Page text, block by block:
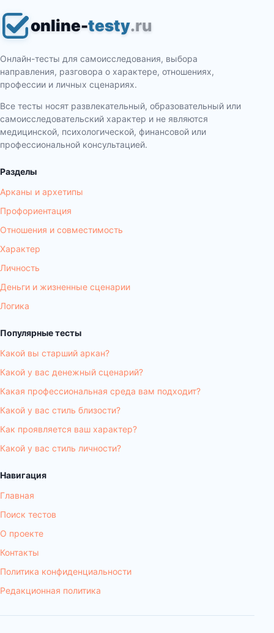
online-testy.ru
Онлайн-тесты для самоисследования, выбора
направления, разговора о характере, отношениях,
профессии и личных сценариях.
Все тесты носят развлекательный, образовательный или
самоисследовательский характер и не являются
медицинской, психологической, финансовой или
профессиональной консультацией.
Разделы
Арканы и архетипы
Профориентация
Отношения и совместимость
Характер
Личность
Деньги и жизненные сценарии
Логика
Популярные тесты
Какой вы старший аркан?
Какой у вас денежный сценарий?
Какая профессиональная среда вам подходит?
Какой у вас стиль близости?
Как проявляется ваш характер?
Какой у вас стиль личности?
Навигация
Главная
Поиск тестов
О проекте
Контакты
Политика конфиденциальности
Редакционная политика